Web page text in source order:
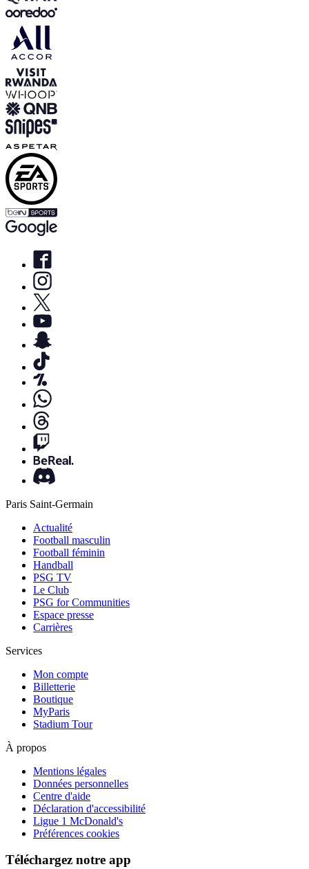
Paris Saint-Germain
Actualité
Football masculin
Football féminin
Handball
PSG TV
Le Club
PSG for Communities
Espace presse
Carrières
Services
Mon compte
Billetterie
Boutique
MyParis
Stadium Tour
À propos
Mentions légales
Données personnelles
Centre d'aide
Déclaration d'accessibilité
Ligue 1 McDonald's
Préférences cookies
Téléchargez notre app